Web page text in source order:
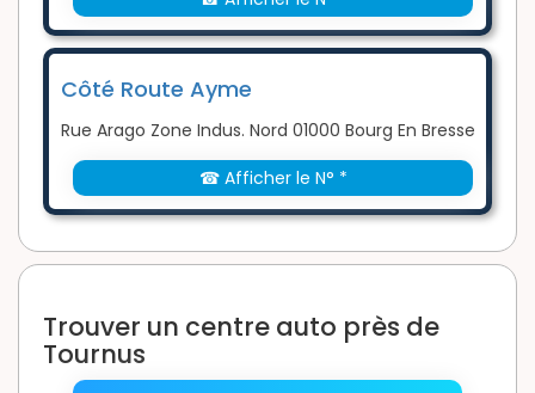
Côté Route Ayme
Rue Arago Zone Indus. Nord 01000 Bourg En Bresse
☎ Afficher le N° *
Trouver un centre auto près de
Tournus